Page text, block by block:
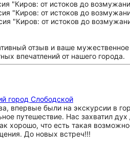
отзыв и ваше
впечатлений от нашего города.
город Слободской
впервые были на экскурсии в
путешествие. Нас захватил
хорошо, что есть такая
До новых встреч!!!